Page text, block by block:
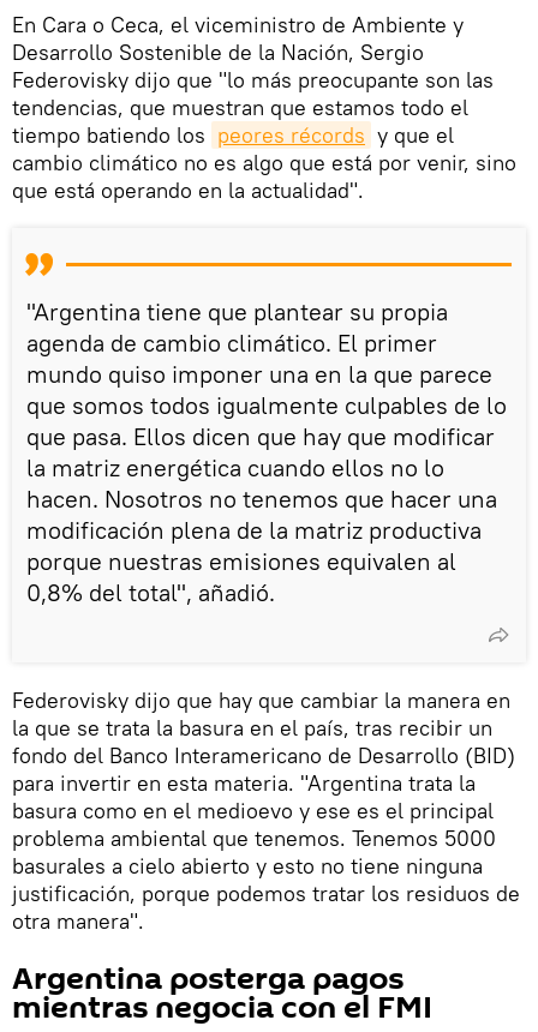
En Cara o Ceca, el viceministro de Ambiente y
Desarrollo Sostenible de la Nación, Sergio
Federovisky dijo que "lo más preocupante son las
tendencias, que muestran que estamos todo el
tiempo batiendo los peores récords y que el
cambio climático no es algo que está por venir, sino
que está operando en la actualidad".
"Argentina tiene que plantear su propia
agenda de cambio climático. El primer
mundo quiso imponer una en la que parece
que somos todos igualmente culpables de lo
que pasa. Ellos dicen que hay que modificar
la matriz energética cuando ellos no lo
hacen. Nosotros no tenemos que hacer una
modificación plena de la matriz productiva
porque nuestras emisiones equivalen al
0,8% del total", añadió.
Federovisky dijo que hay que cambiar la manera en
la que se trata la basura en el país, tras recibir un
fondo del Banco Interamericano de Desarrollo (BID)
para invertir en esta materia. "Argentina trata la
basura como en el medioevo y ese es el principal
problema ambiental que tenemos. Tenemos 5000
basurales a cielo abierto y esto no tiene ninguna
justificación, porque podemos tratar los residuos de
otra manera".
Argentina posterga pagos
mientras negocia con el FMI